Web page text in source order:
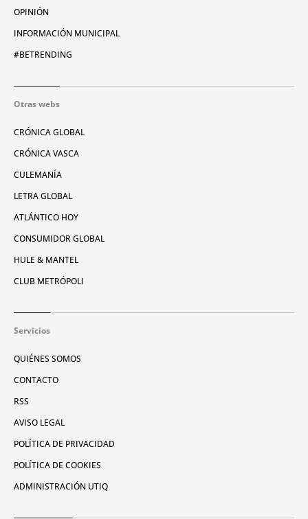
OPINIÓN
INFORMACIÓN MUNICIPAL
#BETRENDING
Otras webs
CRÓNICA GLOBAL
CRÓNICA VASCA
CULEMANÍA
LETRA GLOBAL
ATLÁNTICO HOY
CONSUMIDOR GLOBAL
HULE & MANTEL
CLUB METRÓPOLI
Servicios
QUIÉNES SOMOS
CONTACTO
RSS
AVISO LEGAL
POLÍTICA DE PRIVACIDAD
POLÍTICA DE COOKIES
ADMINISTRACIÓN UTIQ